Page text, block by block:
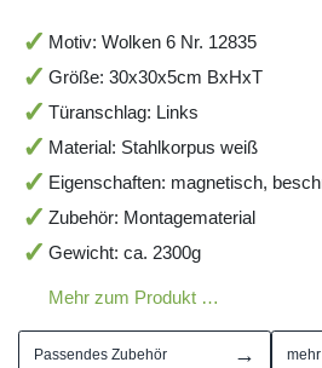
Motiv: Wolken 6 Nr. 12835
Größe: 30x30x5cm BxHxT
Türanschlag: Links
Material: Stahlkorpus weiß
Eigenschaften: magnetisch,
Zubehör: Montagematerial
Gewicht: ca. 2300g
Mehr zum Produkt …
Passendes Zubehör →